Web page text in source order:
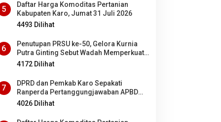
5
Daftar Harga Komoditas Pertanian
Kabupaten Karo, Jumat 31 Juli 2026
4493 Dilihat
6
Penutupan PRSU ke-50, Gelora Kurnia
Putra Ginting Sebut Wadah Memperkuat
Kolaborasi antardaerah di Sumut
4172 Dilihat
7
DPRD dan Pemkab Karo Sepakati
Ranperda Pertanggungjawaban APBD
2025 Jadi Perda
4026 Dilihat